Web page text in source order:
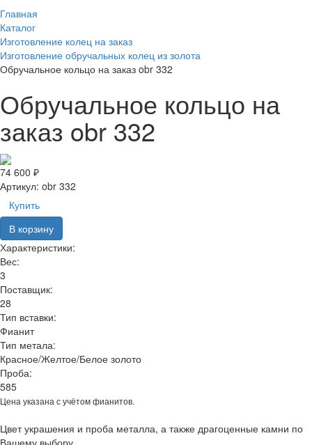
Главная
Каталог
Изготовление колец на заказ
Изготовление обручальных колец из золота
Обручальное кольцо на заказ obr 332
Обручальное кольцо на
заказ obr 332
74 600 ₽
Артикул: obr 332
Купить
В корзину
Характеристики:
Вес:
3
Поставщик:
28
Тип вставки:
Фианит
Тип метала:
Красное/Желтое/Белое золото
Проба:
585
Цена указана с учётом фианитов.
Цвет украшения и проба металла, а также драгоценные камни по